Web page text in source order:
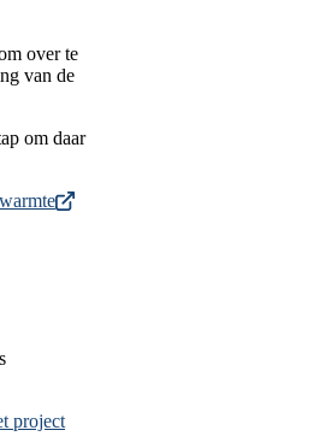
over te
van de
om daar
project